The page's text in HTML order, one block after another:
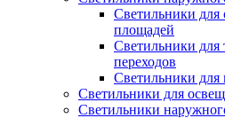
Светильники для
площадей
Светильники
переходов
Светильники для
Светильники для
Светильники